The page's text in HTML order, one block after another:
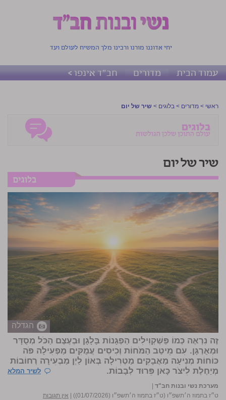
יחי אדוננו מורנו ורבינו מלך המשיח לעולם ועד
עמוד הבית מדורים חב"ד אינפו >
ראשי > מדורים > בלוגים > שיר של יום
שיר של יום
הגדלה
זֶה נִרְאֶה כְּמוֹ פַּשְׁקְוִילִים הַפְגָּנוֹת בָּלָגָן וּבְעֶצֶם הַכֹּל מְסֻדָּר
וּמְאֻרְגָּן. עִם מֵיטַב הַמֹּחוֹת וְכִיסִים עֲמֻקִּים מַפְעִילָה פֹּה
כּוֹחוֹת מְנִיעָה מַאֲבָקִים מַטְרִילָה בְּאוֹן לַיְן מַבְעִירָה רְחוֹבוֹת
מְיַחֶלֶת לִיצֹר כָּאן פֵּרוּד לְבָבוֹת.
לשיר המלא
מערכת נשי ובנות חב"ד
ט״ז בתמוז ה׳תשפ״ו (ט״ז בתמוז ה׳תשפ״ו (01/07/2026))
אין תגובות